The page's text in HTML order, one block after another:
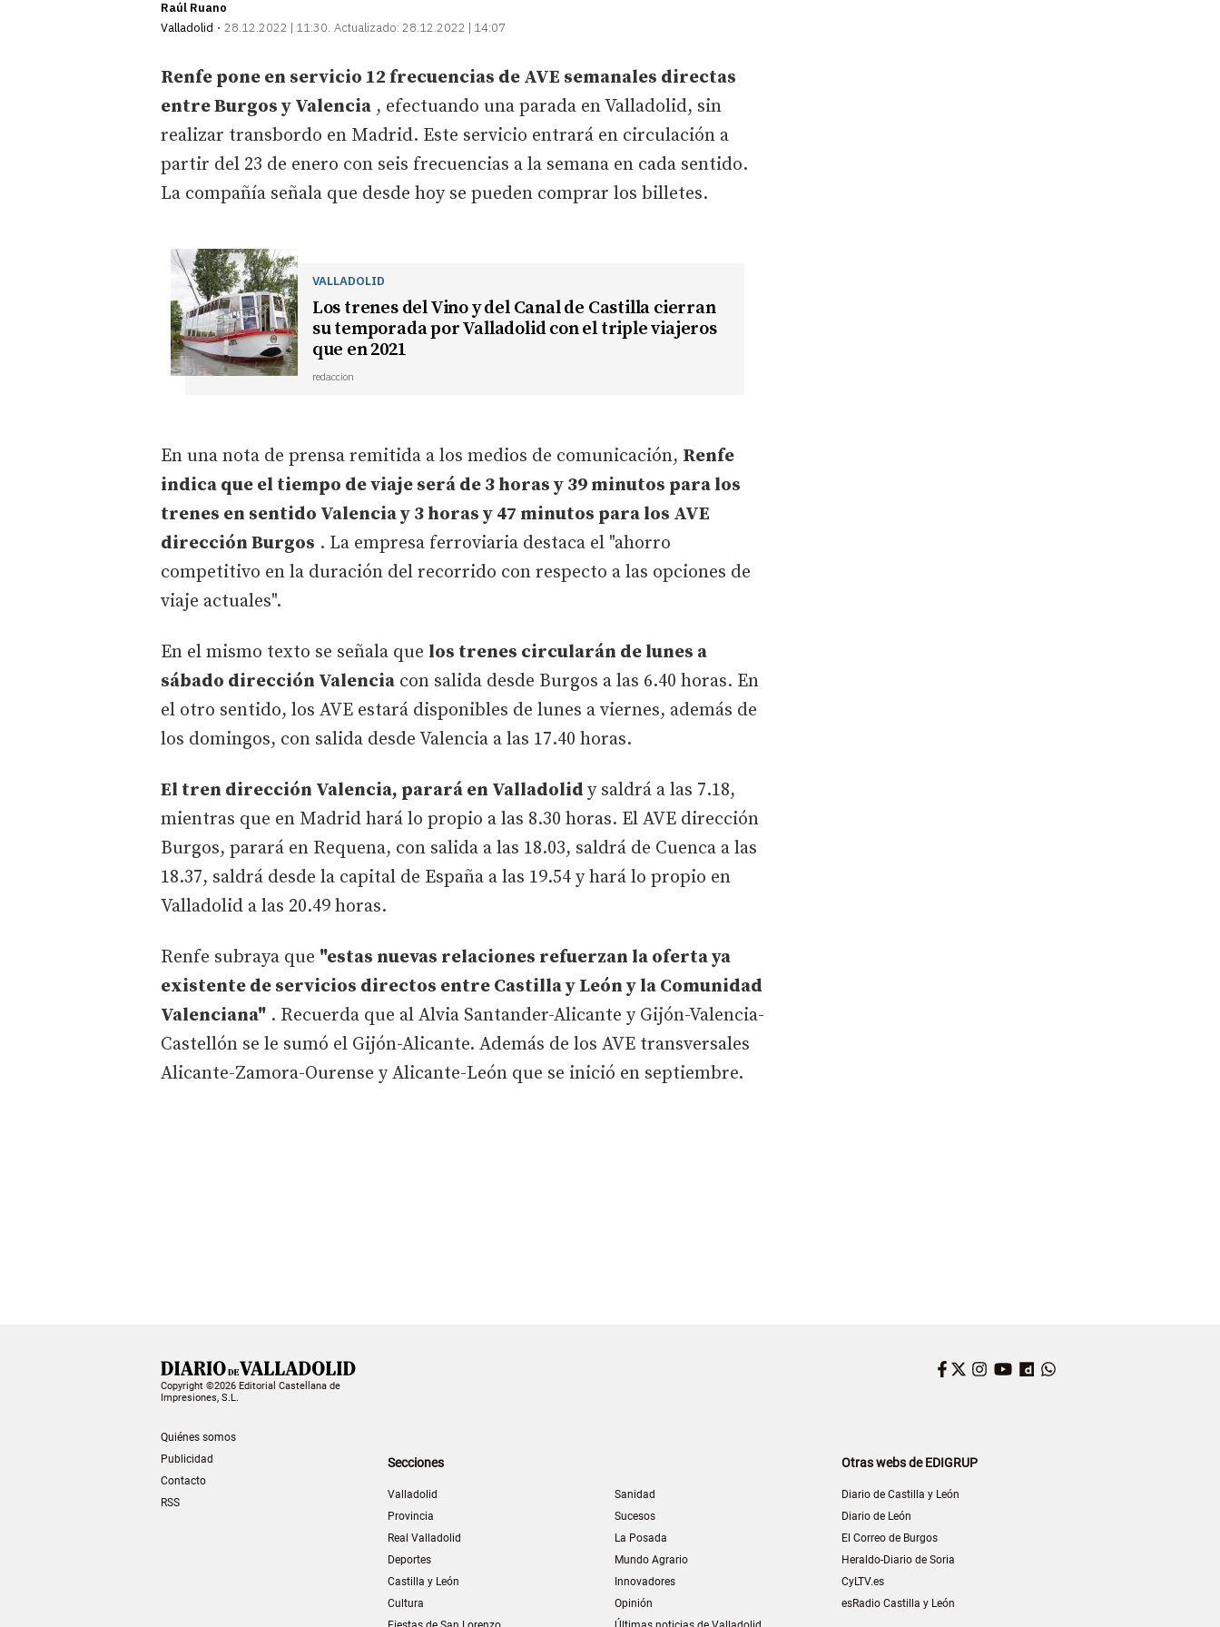
Raúl Ruano
Valladolid
28.12.2022 | 11:30 Actualizado: 28.12.2022 | 14:07
Renfe pone en servicio 12 frecuencias de AVE semanales directas
entre Burgos y Valencia , efectuando una parada en Valladolid, sin
realizar transbordo en Madrid. Este servicio entrará en circulación a
partir del 23 de enero con seis frecuencias a la semana en cada sentido.
La compañía señala que desde hoy se pueden comprar los billetes.
VALLADOLID
Los trenes del Vino y del Canal de Castilla cierran
su temporada por Valladolid con el triple viajeros
que en 2021
redaccion
En una nota de prensa remitida a los medios de comunicación, Renfe
indica que el tiempo de viaje será de 3 horas y 39 minutos para los
trenes en sentido Valencia y 3 horas y 47 minutos para los AVE
dirección Burgos . La empresa ferroviaria destaca el "ahorro
competitivo en la duración del recorrido con respecto a las opciones de
viaje actuales".
En el mismo texto se señala que los trenes circularán de lunes a
sábado dirección Valencia con salida desde Burgos a las 6.40 horas. En
el otro sentido, los AVE estará disponibles de lunes a viernes, además de
los domingos, con salida desde Valencia a las 17.40 horas.
El tren dirección Valencia, parará en Valladolid y saldrá a las 7.18,
mientras que en Madrid hará lo propio a las 8.30 horas. El AVE dirección
Burgos, parará en Requena, con salida a las 18.03, saldrá de Cuenca a las
18.37, saldrá desde la capital de España a las 19.54 y hará lo propio en
Valladolid a las 20.49 horas.
Renfe subraya que "estas nuevas relaciones refuerzan la oferta ya
existente de servicios directos entre Castilla y León y la Comunidad
Valenciana" . Recuerda que al Alvia Santander-Alicante y Gijón-Valencia-
Castellón se le sumó el Gijón-Alicante. Además de los AVE transversales
Alicante-Zamora-Ourense y Alicante-León que se inició en septiembre.
Copyright ©2026 Editorial Castellana de
Impresiones, S.L.
Quiénes somos
Publicidad
Contacto
RSS
Facebook
Twitter
Instagram
YouTube
Dailymotion
Secciones
Valladolid
Provincia
Real Valladolid
Deportes
Castilla y León
Cultura
Sanidad
Sucesos
La Posada
Mundo Agrario
Innovadores
Opinión
Otras webs de EDIGRUP
Diario de Castilla y León
Diario de León
El Correo de Burgos
Heraldo-Diario de Soria
CyLTV.es
esRadio Castilla y León